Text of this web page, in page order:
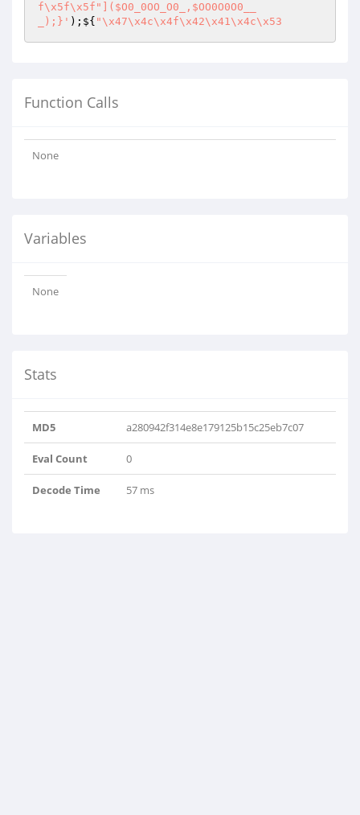
f\x5f\x5f"]($O0_0OO_O0_,$OO0O0O0__
_);}' );${ "\x47\x4c\x4f\x42\x41\x4c\x53
Function Calls
None
Variables
None
Stats
MD5 a280942f314e8e179125b15c25eb7c07
Eval Count 0
Decode Time 57 ms